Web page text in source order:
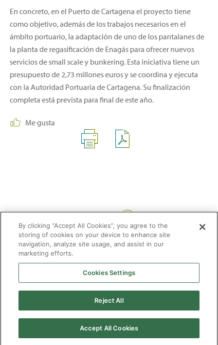
En concreto, en el Puerto de Cartagena el proyecto tiene
como objetivo, además de los trabajos necesarios en el
ámbito portuario, la adaptación de uno de los pantalanes de
la planta de regasificación de Enagás para ofrecer nuevos
servicios de small scale y bunkering. Esta iniciativa tiene un
presupuesto de 2,73 millones euros y se coordina y ejecuta
con la Autoridad Portuaria de Cartagena. Su finalización
completa está prevista para final de este año.
Me gusta
By clicking “Accept All Cookies”, you agree to the
storing of cookies on your device to enhance site
navigation, analyze site usage, and assist in our
marketing efforts.
Cookies Settings
Reject All
Accept All Cookies